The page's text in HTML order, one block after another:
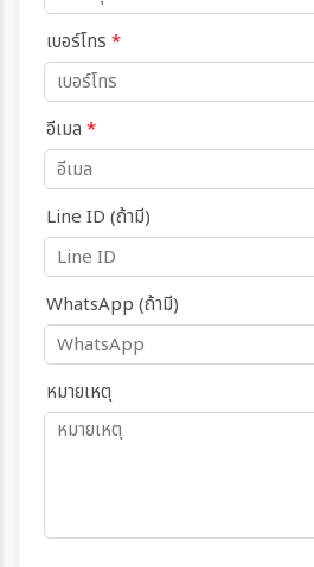
เบอร์โทร *
อีเมล *
Line ID (ถ้ามี)
WhatsApp (ถ้ามี)
หมายเหตุ